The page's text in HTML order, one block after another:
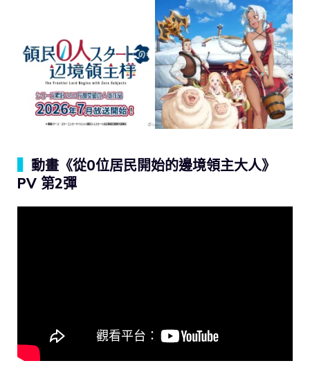
動畫《從0位居民開始的邊境領主大人》
PV 第2彈